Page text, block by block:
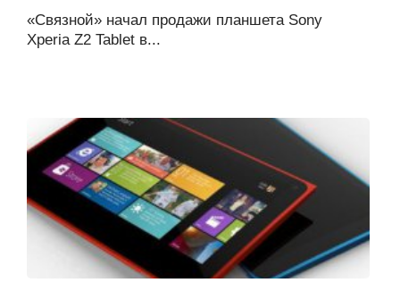
«Связной» начал продажи планшета Sony
Xperia Z2 Tablet в...